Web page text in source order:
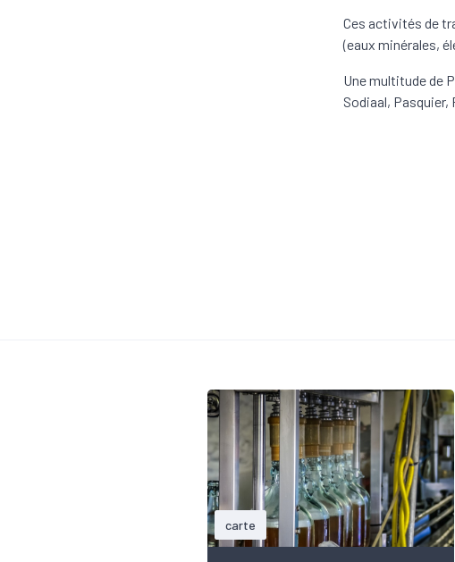
Ces activités de
(eaux minérales,
Une multitude de
Sodiaal,
carte